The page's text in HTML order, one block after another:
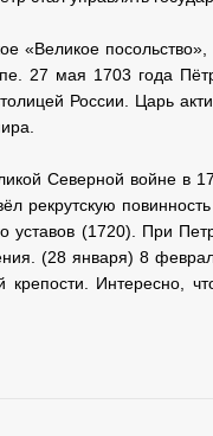
посольство»,
27 мая 1703 года Пётр
России. Царь
Северной войне в
уставов (1720). При
(28 января) 8
Интересно,